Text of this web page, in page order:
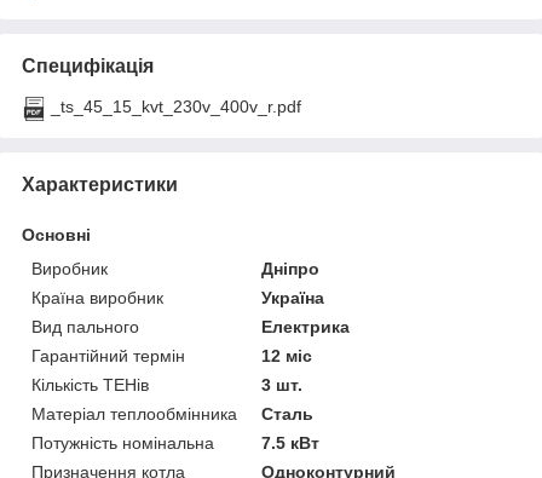
Специфікація
_ts_45_15_kvt_230v_400v_r.pdf
Характеристики
Основні
Виробник
Дніпро
Країна виробник
Україна
Вид пального
Електрика
Гарантійний термін
12 міс
Кількість ТЕНів
3 шт.
Матеріал теплообмінника
Сталь
Потужність номінальна
7.5 кВт
Призначення котла
Одноконтурний